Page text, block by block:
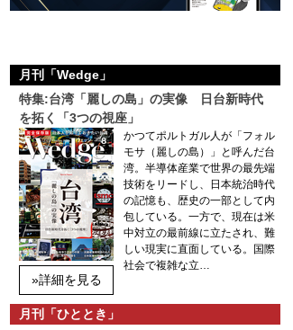
月刊「Wedge」
特集:台湾「麗しの島」の実像 日台新時代
を拓く「3つの視座」
»詳細を見る
かつてポルトガル人が「フォル
モサ（麗しの島）」と呼んだ台
湾。半導体産業で世界の最先端
技術をリードし、日本統治時代
の記憶も、歴史の一部として内
包している。一方で、現在は米
中対立の最前線に立たされ、難
しい現実に直面している。国際
社会で複雑な立…
月刊「ひととき」